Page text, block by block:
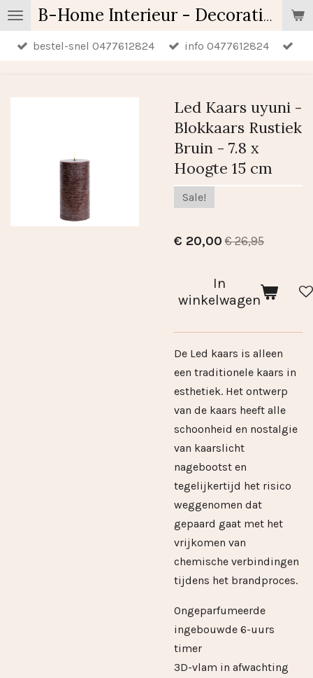
Ga
direct
naar
B-Home Interieur - Decoratie & Geschenken - Geurartikelen
bestel-snel 0477612824 info 0477612824
Led Kaars uyuni -
Blokkaars Rustiek
Bruin - 7.8 x
Hoogte 15 cm
Sale!
€ 20,00 € 26,95
In
winkelwagen
De Led kaars is alleen
een traditionele kaars in
esthetiek. Het ontwerp
van de kaars heeft alle
schoonheid en nostalgie
van kaarslicht
nagebootst en
tegelijkertijd het risico
weggenomen dat
gepaard gaat met het
vrijkomen van
chemische verbindingen
tijdens het brandproces.
Ongeparfumeerde
ingebouwde 6-uurs
timer
3D-vlam in afwachting